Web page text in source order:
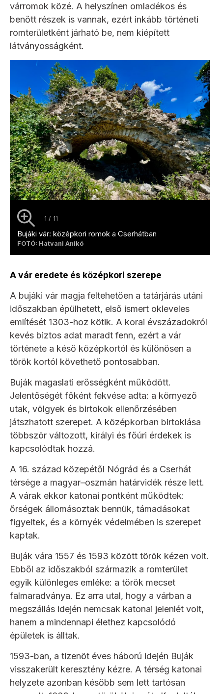
várromok közé. A helyszínen omladékos és
benőtt részek is vannak, ezért inkább történeti
romterületként járható be, nem kiépített
látványosságként.
1 / 11
Bujáki vár: középkori romok a Cserhátban
FOTÓ: Hatvani Anikó
A vár eredete és középkori szerepe
A bujáki vár magja feltehetően a tatárjárás utáni
időszakban épülhetett, első ismert okleveles
említését 1303-hoz kötik. A korai évszázadokról
kevés biztos adat maradt fenn, ezért a vár
története a késő középkortól és különösen a
török kortól követhető pontosabban.
Buják magaslati erősségként működött.
Jelentőségét főként fekvése adta: a környező
utak, völgyek és birtokok ellenőrzésében
játszhatott szerepet. A középkorban birtoklása
többször változott, királyi és főúri érdekek is
kapcsolódtak hozzá.
A 16. század közepétől Nógrád és a Cserhát
térsége a magyar–oszmán határvidék része lett.
A várak ekkor katonai pontként működtek:
őrségek állomásoztak bennük, támadásokat
figyeltek, és a környék védelmében is szerepet
kaptak.
Buják vára 1557 és 1593 között török kézen volt.
Ebből az időszakból származik a romterület
egyik különleges emléke: a török mecset
falmaradványa. Ez arra utal, hogy a várban a
megszállás idején nemcsak katonai jelenlét volt,
hanem a mindennapi élethez kapcsolódó
épületek is álltak.
1593-ban, a tizenöt éves háború idején Buják
visszakerült keresztény kézre. A térség katonai
helyzete azonban később sem lett tartósan